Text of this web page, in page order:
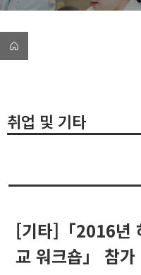
취업 및 기타
[기타]「2016년
교 워크숍」 참